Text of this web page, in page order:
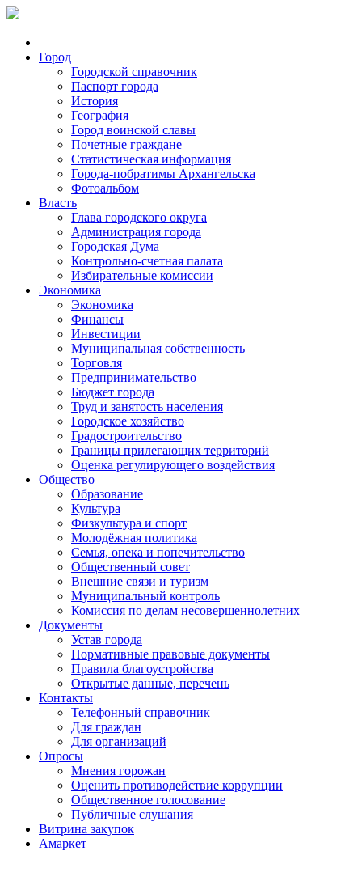
Город
Городской справочник
Паспорт города
История
География
Город воинской славы
Почетные граждане
Статистическая информация
Города-побратимы Архангельска
Фотоальбом
Власть
Глава городского округа
Администрация города
Городская Дума
Контрольно-счетная палата
Избирательные комиссии
Экономика
Экономика
Финансы
Инвестиции
Муниципальная собственность
Торговля
Предпринимательство
Бюджет города
Труд и занятость населения
Городское хозяйство
Градостроительство
Границы прилегающих территорий
Оценка регулирующего воздействия
Общество
Образование
Культура
Физкультура и спорт
Молодёжная политика
Семья, опека и попечительство
Общественный совет
Внешние связи и туризм
Муниципальный контроль
Комиссия по делам несовершеннолетних
Документы
Устав города
Нормативные правовые документы
Правила благоустройства
Открытые данные, перечень
Контакты
Телефонный справочник
Для граждан
Для организаций
Опросы
Мнения горожан
Оценить противодействие коррупции
Общественное голосование
Публичные слушания
Витрина закупок
Амаркет